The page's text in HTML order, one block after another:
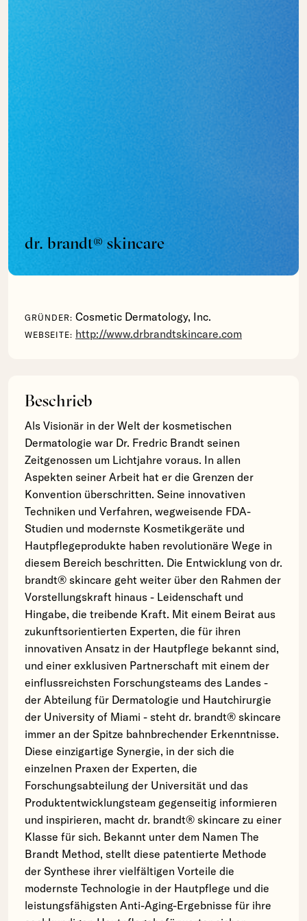
dr. brandt® skincare
GRÜNDER: Cosmetic Dermatology, Inc.
WEBSEITE: http://www.drbrandtskincare.com
Beschrieb
Als Visionär in der Welt der kosmetischen
Dermatologie war Dr. Fredric Brandt seinen
Zeitgenossen um Lichtjahre voraus. In allen
Aspekten seiner Arbeit hat er die Grenzen der
Konvention überschritten. Seine innovativen
Techniken und Verfahren, wegweisende FDA-
Studien und modernste Kosmetikgeräte und
Hautpflegeprodukte haben revolutionäre Wege in
diesem Bereich beschritten. Die Entwicklung von dr.
brandt® skincare geht weiter über den Rahmen der
Vorstellungskraft hinaus - Leidenschaft und
Hingabe, die treibende Kraft. Mit einem Beirat aus
zukunftsorientierten Experten, die für ihren
innovativen Ansatz in der Hautpflege bekannt sind,
und einer exklusiven Partnerschaft mit einem der
einflussreichsten Forschungsteams des Landes -
der Abteilung für Dermatologie und Hautchirurgie
der University of Miami - steht dr. brandt® skincare
immer an der Spitze bahnbrechender Erkenntnisse.
Diese einzigartige Synergie, in der sich die
einzelnen Praxen der Experten, die
Forschungsabteilung der Universität und das
Produktentwicklungsteam gegenseitig informieren
und inspirieren, macht dr. brandt® skincare zu einer
Klasse für sich. Bekannt unter dem Namen The
Brandt Method, stellt diese patentierte Methode
der Synthese ihrer vielfältigen Vorteile die
modernste Technologie in der Hautpflege und die
leistungsfähigsten Anti-Aging-Ergebnisse für ihre